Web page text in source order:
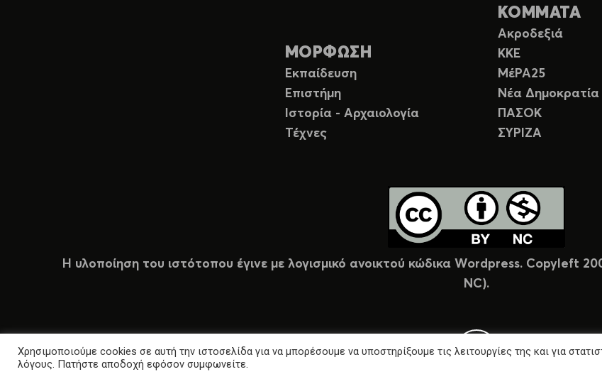
ΜΟΡΦΩΣΗ
Εκπαίδευση
Επιστήμη
Ιστορία - Αρχαιολογία
Τέχνες
ΚΟΜΜΑΤΑ
Ακροδεξιά
ΚΚΕ
ΜέΡΑ25
Νέα Δημοκρατία
ΠΑΣΟΚ
ΣΥΡΙΖΑ
Η υλοποίηση του ιστότοπου έγινε με λογισμικό ανοικτού κώδικα Wordpress. Copyleft
NC).
Χρησιμοποιούμε cookies σε αυτή την ιστοσελίδα για να μπορέσουμε να υποστηρίξουμε τις λειτουργίες της και για
λόγους. Πατήστε αποδοχή εφόσον συμφωνείτε.